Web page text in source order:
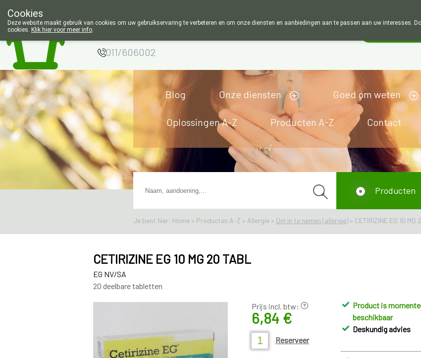
Apotheek Wouters
011/606002
Blog Onze diensten Goed om weten
Oplossingen A-Z Producten A-Z Contact
Je bent hier: Home > Producten A-Z > Allergie > Om in te nemen (allergie) > CETIRIZINE EG 10 MG
Producten
CETIRIZINE EG 10 MG 20 TABL
EG NV/SA
20 deelbare tabletten
Prijs incl. btw:
6,84 €
Reserveer
Product is
beschikbaar
Deskundig advies
Cookies
Deze website maakt gebruik van cookies om uw gebruikservaring te verbeteren en om onze diensten en aanbiedingen aan te passen aan uw interesses.
cookies. Klik hier voor meer info.